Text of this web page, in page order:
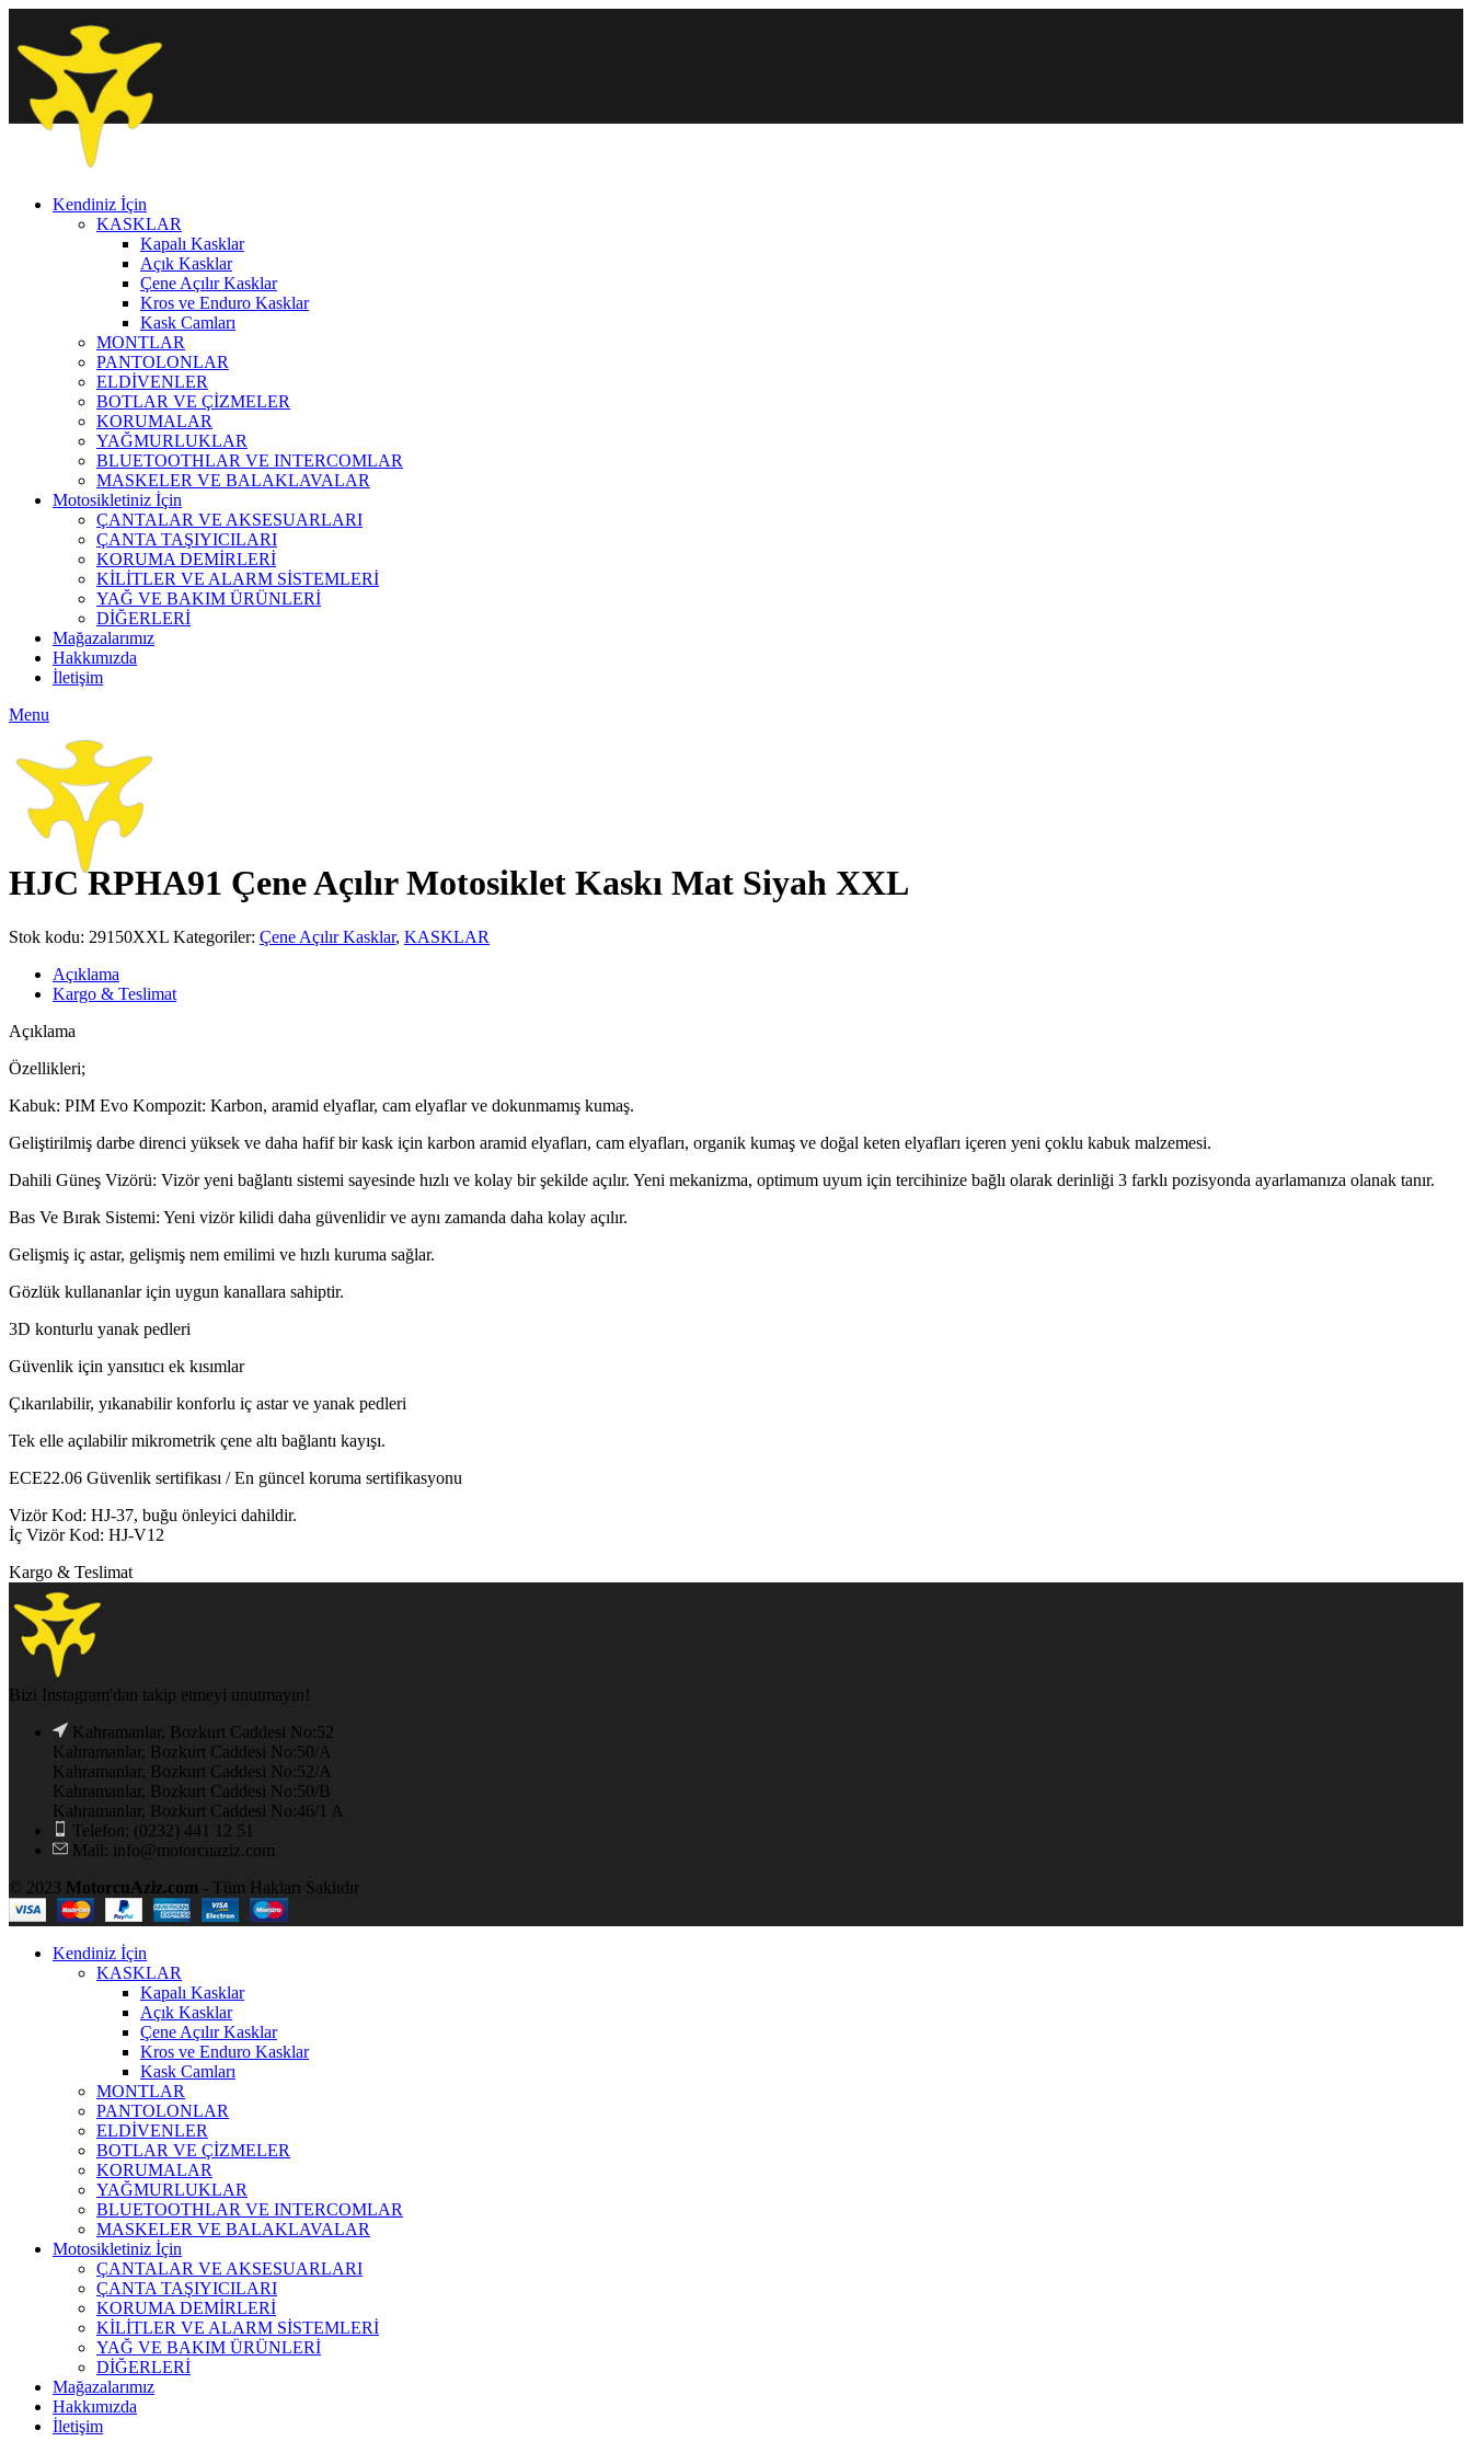
Kendiniz İçin
KASKLAR
Kapalı Kasklar
Açık Kasklar
Çene Açılır Kasklar
Kros ve Enduro Kasklar
Kask Camları
MONTLAR
PANTOLONLAR
ELDİVENLER
BOTLAR VE ÇİZMELER
KORUMALAR
YAĞMURLUKLAR
BLUETOOTHLAR VE INTERCOMLAR
MASKELER VE BALAKLAVALAR
Motosikletiniz İçin
ÇANTALAR VE AKSESUARLARI
ÇANTA TAŞIYICILARI
KORUMA DEMİRLERİ
KİLİTLER VE ALARM SİSTEMLERİ
YAĞ VE BAKIM ÜRÜNLERİ
DİĞERLERİ
Mağazalarımız
Hakkımızda
İletişim
Menu
Click to enlarge
HJC RPHA91 Çene Açılır Motosiklet Kaskı Mat Siyah XXL
Stok kodu: 29150XXL Kategoriler: Çene Açılır Kasklar, KASKLAR
Açıklama
Kargo & Teslimat
Açıklama
Özellikleri;
Kabuk: PIM Evo Kompozit: Karbon, aramid elyaflar, cam elyaflar ve dokunmamış kumaş.
Geliştirilmiş darbe direnci yüksek ve daha hafif bir kask için karbon aramid elyafları, cam elyafları, organik kumaş ve doğal keten elyafları içeren yeni çoklu kabuk malzemesi.
Dahili Güneş Vizörü: Vizör yeni bağlantı sistemi sayesinde hızlı ve kolay bir şekilde açılır. Yeni mekanizma, optimum uyum için tercihinize bağlı olarak derinliği 3 farklı pozisyonda ayarlamanıza olanak tanır.
Bas Ve Bırak Sistemi: Yeni vizör kilidi daha güvenlidir ve aynı zamanda daha kolay açılır.
Gelişmiş iç astar, gelişmiş nem emilimi ve hızlı kuruma sağlar.
Gözlük kullananlar için uygun kanallara sahiptir.
3D konturlu yanak pedleri
Güvenlik için yansıtıcı ek kısımlar
Çıkarılabilir, yıkanabilir konforlu iç astar ve yanak pedleri
Tek elle açılabilir mikrometrik çene altı bağlantı kayışı.
ECE22.06 Güvenlik sertifikası / En güncel koruma sertifikasyonu
Vizör Kod: HJ-37, buğu önleyici dahildir.
İç Vizör Kod: HJ-V12
Kargo & Teslimat
Bizi Instagram'dan takip etmeyi unutmayın!
Kahramanlar, Bozkurt Caddesi No:52
Kahramanlar, Bozkurt Caddesi No:50/A
Kahramanlar, Bozkurt Caddesi No:52/A
Kahramanlar, Bozkurt Caddesi No:50/B
Kahramanlar, Bozkurt Caddesi No:46/1 A
Telefon: (0232) 441 12 51
Mail: info@motorcuaziz.com
© 2023 MotorcuAziz.com - Tüm Hakları Saklıdır
Kendiniz İçin
KASKLAR
Kapalı Kasklar
Açık Kasklar
Çene Açılır Kasklar
Kros ve Enduro Kasklar
Kask Camları
MONTLAR
PANTOLONLAR
ELDİVENLER
BOTLAR VE ÇİZMELER
KORUMALAR
YAĞMURLUKLAR
BLUETOOTHLAR VE INTERCOMLAR
MASKELER VE BALAKLAVALAR
Motosikletiniz İçin
ÇANTALAR VE AKSESUARLARI
ÇANTA TAŞIYICILARI
KORUMA DEMİRLERİ
KİLİTLER VE ALARM SİSTEMLERİ
YAĞ VE BAKIM ÜRÜNLERİ
DİĞERLERİ
Mağazalarımız
Hakkımızda
İletişim